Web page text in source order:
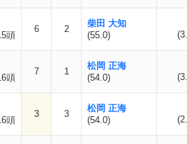
頭
6 2
柴田 大知
(55.0)
頭
7 1
松岡 正海
(54.0)
頭
3 3
松岡 正海
(54.0)